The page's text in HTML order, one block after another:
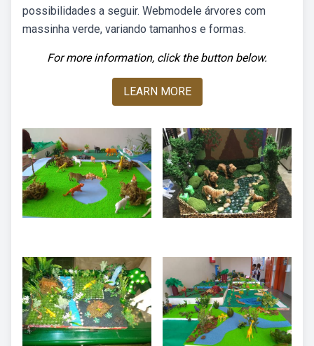
possibilidades a seguir. Webmodele árvores com
massinha verde, variando tamanhos e formas.
For more information, click the button below.
LEARN MORE